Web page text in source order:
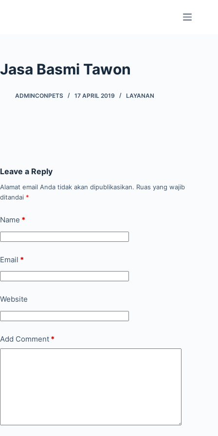
Jasa Basmi Tawon
ADMINCONPETS 17 APRIL 2019 LAYANAN
Leave a Reply
Alamat email Anda tidak akan dipublikasikan. Ruas yang wajib
ditandai *
Name *
Email *
Website
Add Comment *